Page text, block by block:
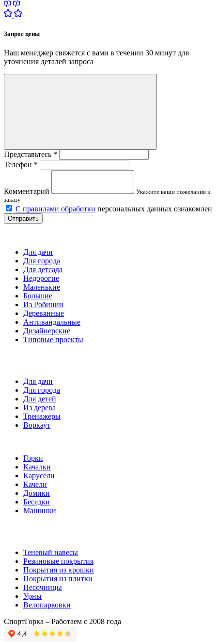
Запрос цены
Наш менеджер свяжется с вами в течении 30 минут для
уточнения деталей запроса
Представьтесь *
Телефон *
Комментарий
Укажите ваши пожелания к
заказу
С правилами обработки персональных данных ознакомлен
Отправить
Для дачи
Для города
Для детсада
Недорогие
Маленькие
Большие
Из Робинии
Деревянные
Антивандальные
Дизайнерские
Типовые проекты
Для дачи
Для города
Для детей
Из дерева
Тренажеры
Воркаут
Горки
Качалки
Карусели
Качели
Домики
Беседки
Машинки
Теневый навесы
Резиновые покрытия
Покрытия из крошки
Покрытия из плитки
Песочницы
Урны
Велопарковки
СпортГорка – Работаем с 2008 года